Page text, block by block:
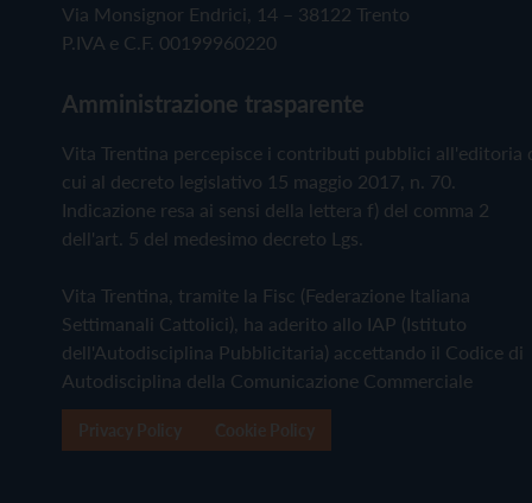
Via Monsignor Endrici, 14 – 38122 Trento
P.IVA e C.F. 00199960220
Amministrazione trasparente
Vita Trentina percepisce i contributi pubblici all'editoria
cui al decreto legislativo 15 maggio 2017, n. 70.
Indicazione resa ai sensi della lettera f) del comma 2
dell'art. 5 del medesimo decreto Lgs.
Vita Trentina, tramite la Fisc (Federazione Italiana
Settimanali Cattolici), ha aderito allo IAP (Istituto
dell'Autodisciplina Pubblicitaria) accettando il Codice di
Autodisciplina della Comunicazione Commerciale